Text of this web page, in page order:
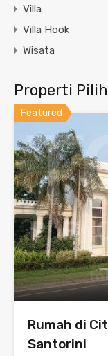
Villa
Villa Hook
Wisata
Properti
Featured
Rumah di
Santorini